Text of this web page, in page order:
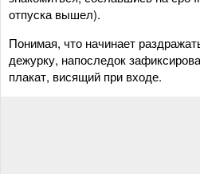
отпуска вышел).
Понимая, что начинает
дежурку, напоследок
плакат, висящий при входе.